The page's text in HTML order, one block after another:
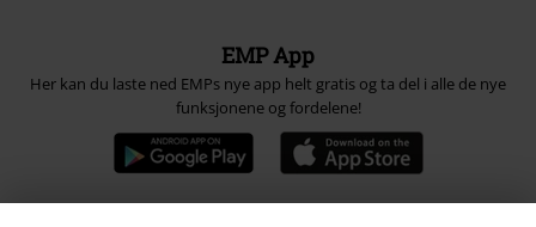
EMP App
Her kan du laste ned EMPs nye app helt gratis og ta del i alle de nye
funksjonene og fordelene!